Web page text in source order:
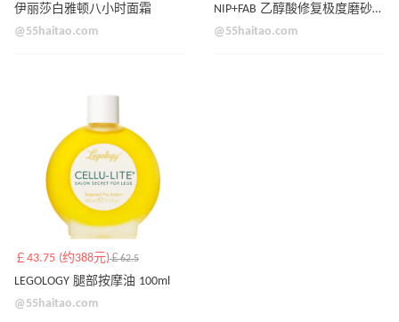
伊丽莎白雅顿八小时面霜
@55haitao.com
NIP+FAB 乙醇酸修复极度磨砂膏 6% 75ML
@55haitao.com
￡43.75 (约388元)￡62.5
LEGOLOGY 腿部按摩油 100ml
@55haitao.com